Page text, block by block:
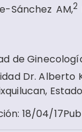
Sánchez AM,2
de
Dr. Alberto
: 18/04/17